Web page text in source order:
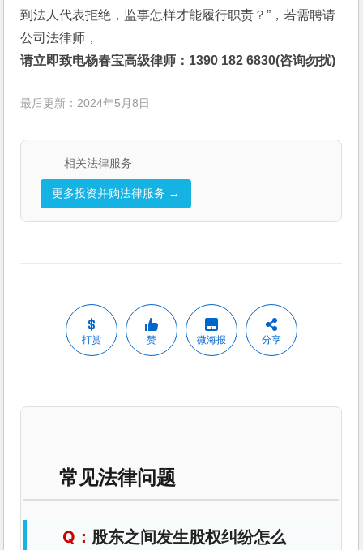
到法人代表拒绝，监事怎样才能履行职责？”，若需聘请
公司法律师，
请立即致电杨春宝高级律师：1390 182 6830(咨询勿扰)
最后更新：2024年5月8日
相关法律服务
更多投资并购法律服务 →
打赏 赞 微海报 分享
常见法律问题
股东之间发生股权纠纷怎么